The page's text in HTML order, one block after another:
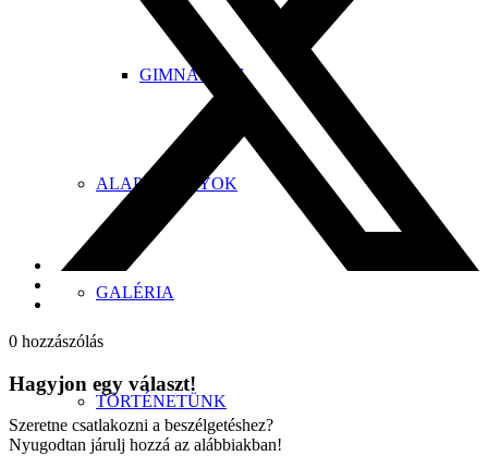
GIMNÁZIUM
ALAPÍTVÁNYOK
GALÉRIA
TÖRTÉNETÜNK
0 hozzászólás
Hagyjon egy választ!
Szeretne csatlakozni a beszélgetéshez?
Nyugodtan járulj hozzá az alábbiakban!